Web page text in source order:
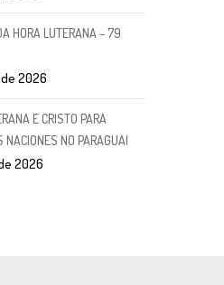
HORA LUTERANA – 79
2026
E CRISTO PARA
NACIONES NO PARAGUAI
2026